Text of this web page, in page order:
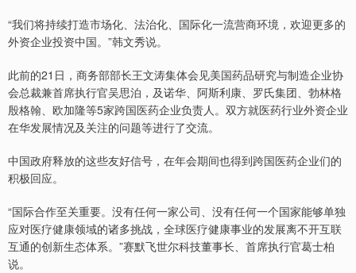
“我们将持续打造市场化、法治化、国际化一流营商环境，欢迎更多的
外资企业投资中国。”韩文秀说。
此前的21日，商务部部长王文涛集体会见美国药品研究与制造企业协
会总裁兼首席执行官吴思泊，及诺华、阿斯利康、罗氏集团、勃林格
殷格翰、欧加隆等5家跨国医药企业负责人。双方就医药行业外资企业
在华发展情况及关注的问题等进行了交流。
中国政府释放的这些友好信号，在年会期间也得到跨国医药企业们的
积极回应。
“国际合作至关重要。没有任何一家公司、没有任何一个国家能够单独
应对医疗健康领域的诸多挑战，全球医疗健康事业的发展离不开互联
互通的创新生态体系。”赛默飞世尔科技董事长、首席执行官葛士柏
说。